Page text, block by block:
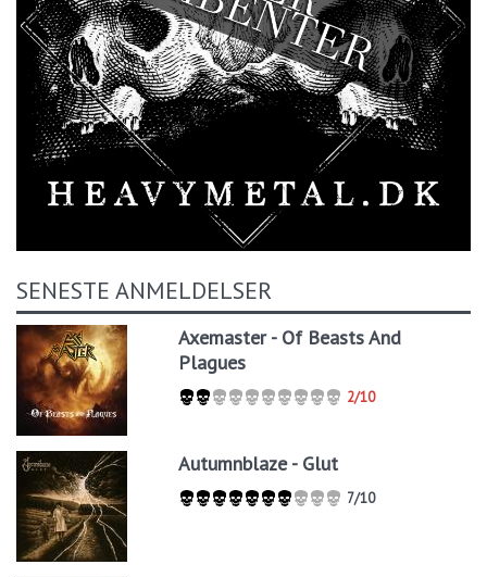
SENESTE ANMELDELSER
Axemaster - Of Beasts And
Plagues
2/10
Autumnblaze - Glut
7/10